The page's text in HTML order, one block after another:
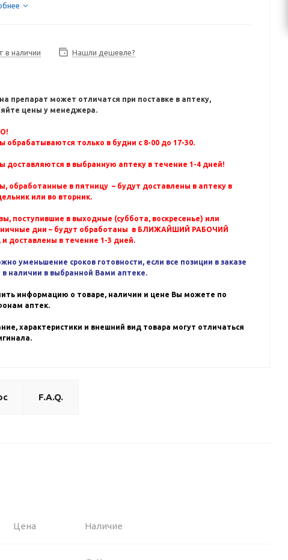
в наличии Нашли дешевле?
препарат может отличатся при поставке в аптеку,
цены у менеджера.
обрабатываются только в будни с 8-00 до 17-30.
доставляются в выбранную аптеку в течение 1-4 дней!
обработанные в пятницу – будут доставлены в аптеку в
или во вторник.
поступившие в выходные (суббота, воскресенье) или
дни – будут обработаны в БЛИЖАЙШИЙ РАБОЧИЙ
доставлены в течение 1-3 дней.
уменьшение сроков готовности, если все позиции в заказе
в наличии в выбранной Вами аптеке.
информацию о товаре, наличии и цене Вы можете по
аптек.
характеристики и внешний вид товара могут отличаться
F.A.Q.
Цена Наличие